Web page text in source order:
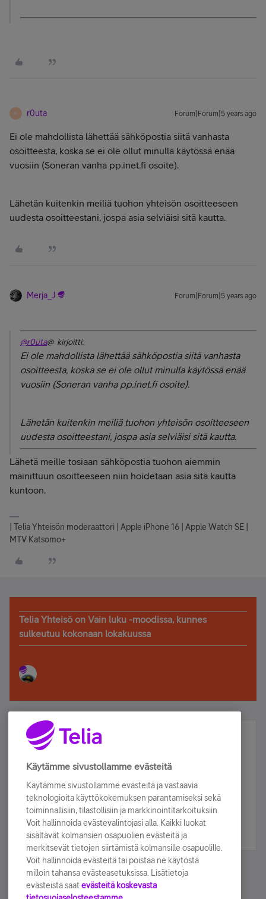
R r0uta Forum|Forum|5 years ago
Ei ole mahdollista lähettää sähköpostia siitä vanhasta
osoitteesta, koska se ei ole ollut minulla käytössä enää
vuosiin (Soneran vanha pp.inet.fi osoite).
Lähetän kuitenkin meiliä tuohon yhteisön osoitteeseen
uudesta osoitteestani, jospa asia selviäisi sitä kautta.
Merja_J Forum|Forum|5 years ago
@r0uta@ kirjoitti:
Ei ole mahdollista lähettää sähköpostia siitä vanhasta
osoitteesta, koska se ei ole ollut minulla käytössä enää
vuosiin (Soneran vanha pp.inet.fi osoite).
Lähetän kuitenkin meiliä tuohon yhteisön osoitteeseen
uudesta osoitteestani, jospa asia selviäisi sitä kautta.
Lähetä meille tosiaan sähköpostia tuohon aiemmin
mainittuun osoitteeseen niin hoidetaan asia sitä kautta
kuntoon.
| Telia Yhteisön moderaattori | Apple iPhone 16 | Apple Watch SE |
MTV Katsomo+
Telia Yhteisö on Vain luku -moodissa, kunnes
sulkeutuu kokonaan lokakuussa
Älä jää paitsi – osallistu ja voita!
Tilaa Telian uutiskirje ja olet mukana arvonnassa.
sähköpostiisi.
Tilaa nyt
Käytämme sivustollamme evästeitä
Käytämme sivustollamme evästeitä ja vastaavia
teknologioita käyttökokemuksen parantamiseksi sekä
toiminnallisiin, tilastollisiin ja markkinointitarkoituksiin.
Voit hallinnoida evästevalintojasi alla. Kaikki luokat
sisältävät kolmansien osapuolien evästeitä ja
merkitsevät tietojen siirtämistä kolmansille osapuolille.
Voit hallinnoida evästeitä tai poistaa ne käytöstä
milloin tahansa evästeasetuksissa. Lisätietoja
evästeistä saat evästeitä koskevasta